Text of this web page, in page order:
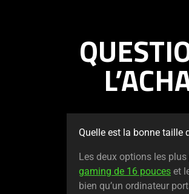
Quelle est la bonne taille
Les deux options les
gaming de 16 pouces et
bien qu’un ordinateur